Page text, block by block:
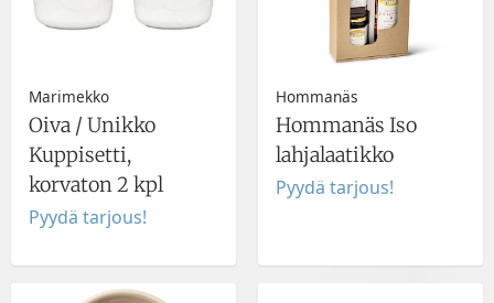
Marimekko
Oiva / Unikko
Kuppisetti,
korvaton 2 kpl
Pyydä tarjous!
Hommanäs
Hommanäs Iso
lahjalaatikko
Pyydä tarjous!